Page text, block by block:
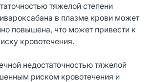
тяжелой степени
в плазме крови может
повышена, что может привести к
кровотечения.
недостаточностью тяжелой
риском кровотечения и